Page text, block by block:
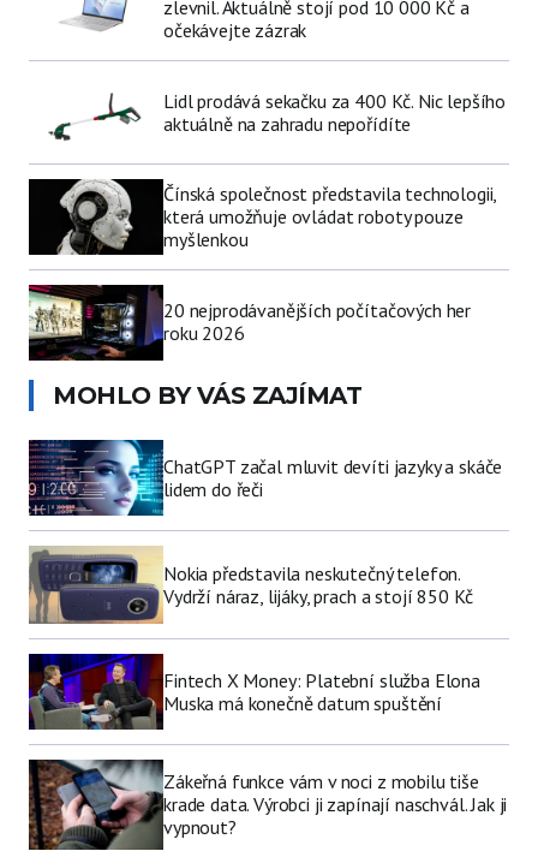
zlevnil. Aktuálně stojí pod 10 000 Kč a
očekávejte zázrak
Lidl prodává sekačku za 400 Kč. Nic lepšího
aktuálně na zahradu nepořídíte
Čínská společnost představila technologii,
která umožňuje ovládat roboty pouze
myšlenkou
20 nejprodávanějších počítačových her
roku 2026
MOHLO BY VÁS ZAJÍMAT
ChatGPT začal mluvit devíti jazyky a skáče
lidem do řeči
Nokia představila neskutečný telefon.
Vydrží náraz, lijáky, prach a stojí 850 Kč
Fintech X Money: Platební služba Elona
Muska má konečně datum spuštění
Zákeřná funkce vám v noci z mobilu tiše
krade data. Výrobci ji zapínají naschvál. Jak ji
vypnout?